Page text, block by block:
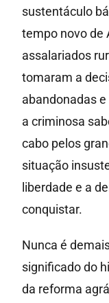
sustentáculo
tempo novo de
assalariados
tomaram a
abandonadas
a criminosa
cabo pelos
situação
liberdade e a
conquistar.
Nunca é
significado do
da reforma